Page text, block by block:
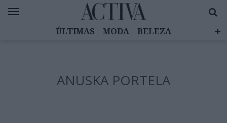
ÚLTIMAS MODA
BELEZA
DIZ QUEM SABE
ACTIVA BRAND STUDIO
ANUSKA PORTELA